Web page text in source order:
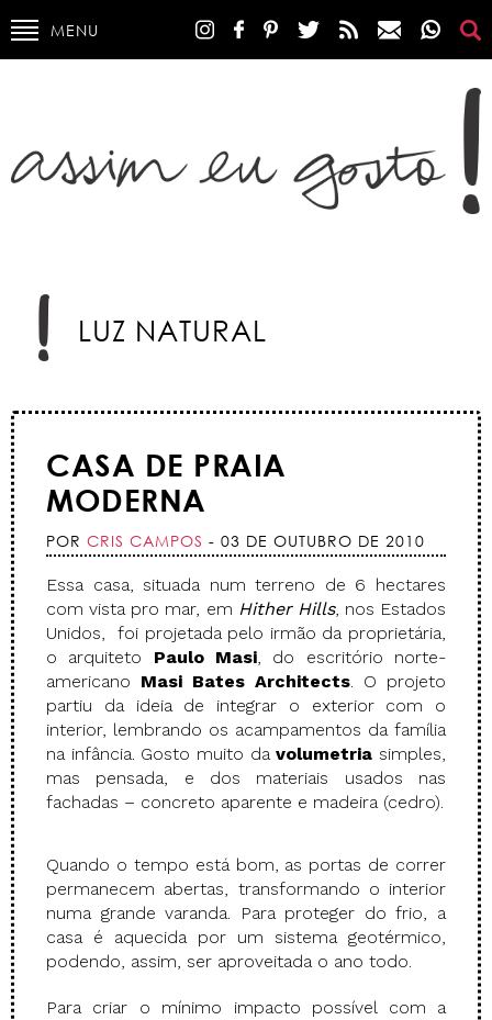
MENU
LUZ NATURAL
CASA DE PRAIA
MODERNA
POR CRIS CAMPOS - 03 DE OUTUBRO DE 2010
Essa casa, situada num terreno de 6 hectares
com vista pro mar, em Hither Hills, nos Estados
Unidos, foi projetada pelo irmão da proprietária,
o arquiteto Paulo Masi, do escritório norte-
americano Masi Bates Architects. O projeto
partiu da ideia de integrar o exterior com o
interior, lembrando os acampamentos da família
na infância. Gosto muito davolumetria simples,
mas pensada, e dos materiais usados nas
fachadas – concreto aparente e madeira (cedro).
Quando o tempo está bom, as portas de correr
permanecem abertas, transformando o interior
numa grande varanda. Para proteger do frio, a
casa é aquecida por um sistema geotérmico,
podendo, assim, ser aproveitada o ano todo.
Para criar o mínimo impacto possível com a